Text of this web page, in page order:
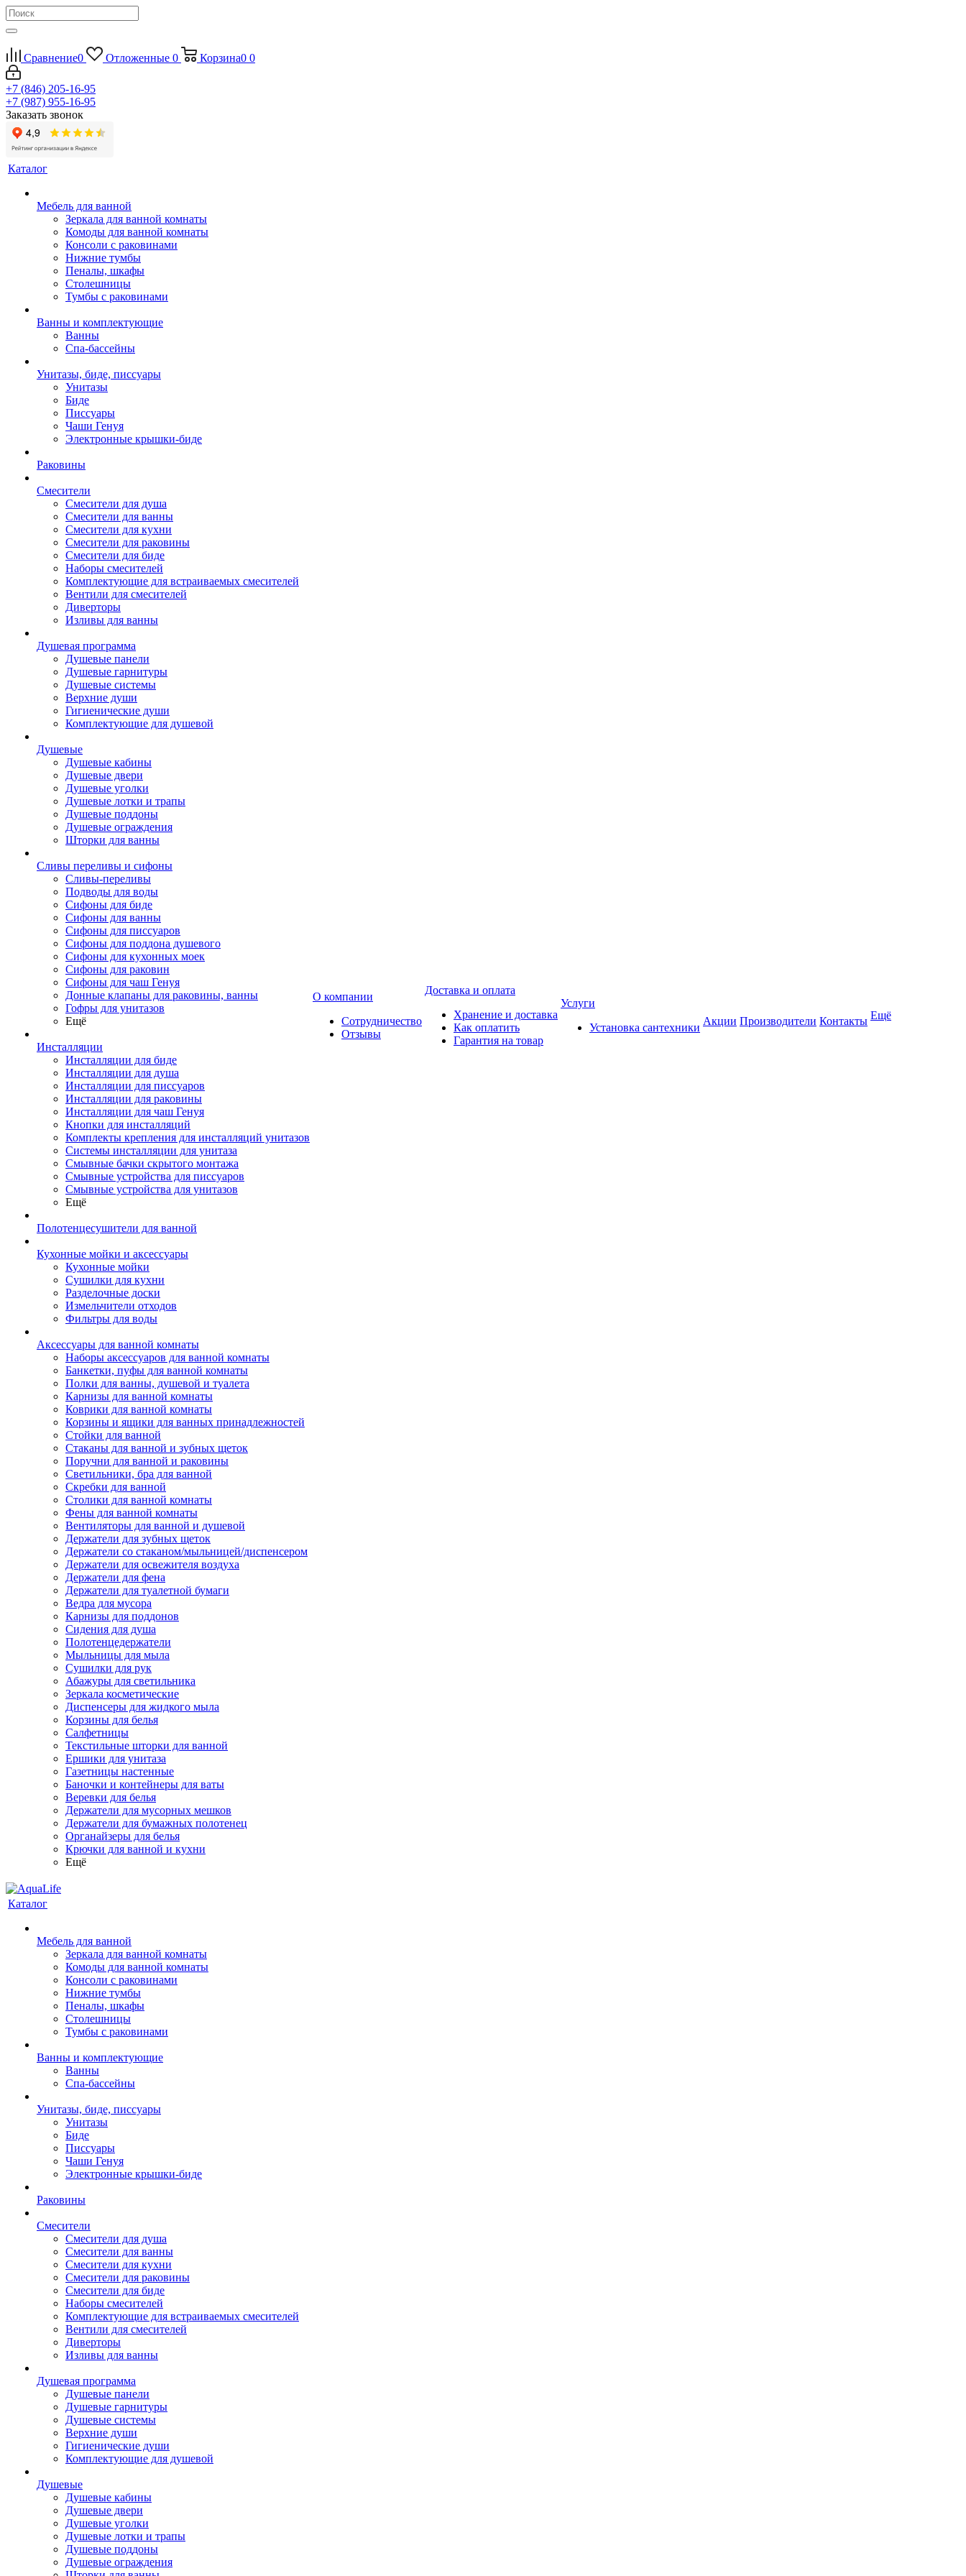
Сравнение0 Отложенные 0 Корзина0 0
+7 (846) 205-16-95
+7 (987) 955-16-95
Заказать звонок
Каталог
Мебель для ванной
Зеркала для ванной комнаты
Комоды для ванной комнаты
Консоли с раковинами
Нижние тумбы
Пеналы, шкафы
Столешницы
Тумбы с раковинами
Ванны и комплектующие
Ванны
Спа-бассейны
Унитазы, биде, писсуары
Унитазы
Биде
Писсуары
Чаши Генуя
Электронные крышки-биде
Раковины
Смесители
Смесители для душа
Смесители для ванны
Смесители для кухни
Смесители для раковины
Смесители для биде
Наборы смесителей
Комплектующие для встраиваемых смесителей
Вентили для смесителей
Диверторы
Изливы для ванны
Душевая программа
Душевые панели
Душевые гарнитуры
Душевые системы
Верхние души
Гигиенические души
Комплектующие для душевой
Душевые
Душевые кабины
Душевые двери
Душевые уголки
Душевые лотки и трапы
Душевые поддоны
Душевые ограждения
Шторки для ванны
Сливы переливы и сифоны
Сливы-переливы
Подводы для воды
Сифоны для биде
Сифоны для ванны
Сифоны для писсуаров
Сифоны для поддона душевого
Сифоны для кухонных моек
Сифоны для раковин
Сифоны для чаш Генуя
Донные клапаны для раковины, ванны
Гофры для унитазов
Ещё
Инсталляции
Инсталляции для биде
Инсталляции для душа
Инсталляции для писсуаров
Инсталляции для раковины
Инсталляции для чаш Генуя
Кнопки для инсталляций
Комплекты крепления для инсталляций унитазов
Системы инсталляции для унитаза
Смывные бачки скрытого монтажа
Смывные устройства для писсуаров
Смывные устройства для унитазов
Ещё
Полотенцесушители для ванной
Кухонные мойки и аксессуары
Кухонные мойки
Сушилки для кухни
Разделочные доски
Измельчители отходов
Фильтры для воды
Аксессуары для ванной комнаты
Наборы аксессуаров для ванной комнаты
Банкетки, пуфы для ванной комнаты
Полки для ванны, душевой и туалета
Карнизы для ванной комнаты
Коврики для ванной комнаты
Корзины и ящики для ванных принадлежностей
Стойки для ванной
Стаканы для ванной и зубных щеток
Поручни для ванной и раковины
Светильники, бра для ванной
Скребки для ванной
Столики для ванной комнаты
Фены для ванной комнаты
Вентиляторы для ванной и душевой
Держатели для зубных щеток
Держатели со стаканом/мыльницей/диспенсером
Держатели для освежителя воздуха
Держатели для фена
Держатели для туалетной бумаги
Ведра для мусора
Карнизы для поддонов
Сидения для душа
Полотенцедержатели
Мыльницы для мыла
Сушилки для рук
Абажуры для светильника
Зеркала косметические
Диспенсеры для жидкого мыла
Корзины для белья
Салфетницы
Текстильные шторки для ванной
Ершики для унитаза
Газетницы настенные
Баночки и контейнеры для ваты
Веревки для белья
Держатели для мусорных мешков
Держатели для бумажных полотенец
Органайзеры для белья
Крючки для ванной и кухни
Ещё
О компании
Сотрудничество
Отзывы
Доставка и оплата
Хранение и доставка
Как оплатить
Гарантия на товар
Услуги
Установка сантехники
Акции Производители Контакты Ещё
Каталог
Мебель для ванной
Зеркала для ванной комнаты
Комоды для ванной комнаты
Консоли с раковинами
Нижние тумбы
Пеналы, шкафы
Столешницы
Тумбы с раковинами
Ванны и комплектующие
Ванны
Спа-бассейны
Унитазы, биде, писсуары
Унитазы
Биде
Писсуары
Чаши Генуя
Электронные крышки-биде
Раковины
Смесители
Смесители для душа
Смесители для ванны
Смесители для кухни
Смесители для раковины
Смесители для биде
Наборы смесителей
Комплектующие для встраиваемых смесителей
Вентили для смесителей
Диверторы
Изливы для ванны
Душевая программа
Душевые панели
Душевые гарнитуры
Душевые системы
Верхние души
Гигиенические души
Комплектующие для душевой
Душевые
Душевые кабины
Душевые двери
Душевые уголки
Душевые лотки и трапы
Душевые поддоны
Душевые ограждения